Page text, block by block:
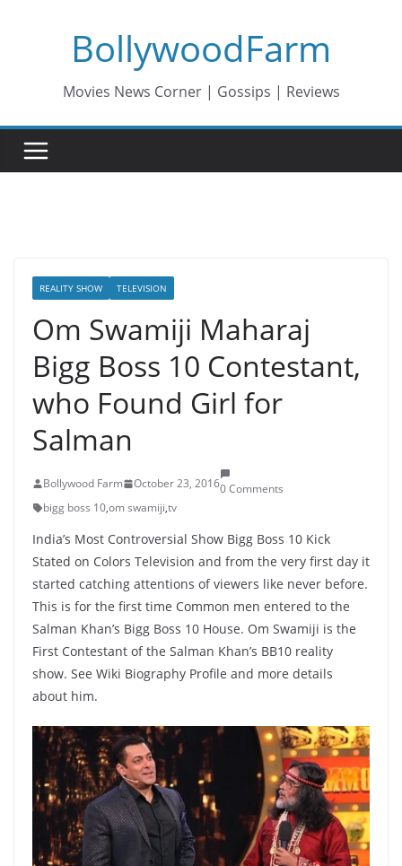
BollywoodFarm
Movies News Corner | Gossips | Reviews
REALITY SHOW TELEVISION
Om Swamiji Maharaj
Bigg Boss 10 Contestant,
who Found Girl for
Salman
Bollywood Farm October 23, 20160 Comments
bigg boss 10,om swamiji,tv
India’s Most Controversial Show Bigg Boss 10 Kick
Stated on Colors Television and from the very first day it
started catching attentions of viewers like never before.
This is for the first time Common men entered to the
Salman Khan’s Bigg Boss 10 House. Om Swamiji is the
First Contestant of the Salman Khan’s BB10 reality
show. See Wiki Biography Profile and more details
about him.